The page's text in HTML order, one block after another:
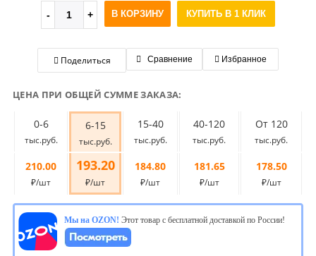
В КОРЗИНУ КУПИТЬ В 1 КЛИК
Поделиться Сравнение Избранное
ЦЕНА ПРИ ОБЩЕЙ СУММЕ ЗАКАЗА:
0-6
тыс.руб.
6-15
тыс.руб.
15-40
тыс.руб.
40-120
тыс.руб.
От 120
тыс.руб.
210.00
₽/шт
193.20
₽/шт
184.80
₽/шт
181.65
₽/шт
178.50
₽/шт
Мы на OZON! Этот товар с бесплатной доставкой по России!